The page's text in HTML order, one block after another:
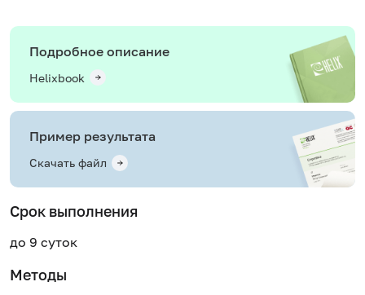
Подробное описание
Helixbook
Пример результата
Скачать файл
Срок выполнения
до 9 суток
Методы